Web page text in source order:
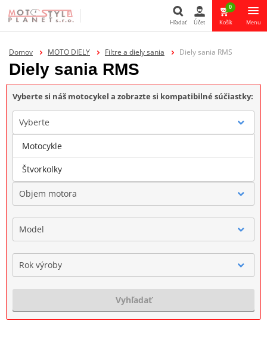
Hľadať
Hľadať Účet
0
Košík Menu
Domov MOTO DIELY Filtre a diely sania Diely sania RMS
Diely sania RMS
Vyberte si náš motocykel a zobrazte si kompatibilné súčiastky:
Vyberte
Značka
Objem motora
Model
Rok výroby
Vyhľadať
Motocykle
Štvorkolky